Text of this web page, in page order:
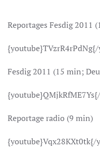
Reportages Fesdig 2011
Fesdig 2011 (15 min;
Reportage radio (9 min)
{youtube}Vqx28KXt0tk{/